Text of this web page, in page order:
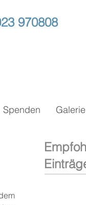
970808
Spenden Galerie